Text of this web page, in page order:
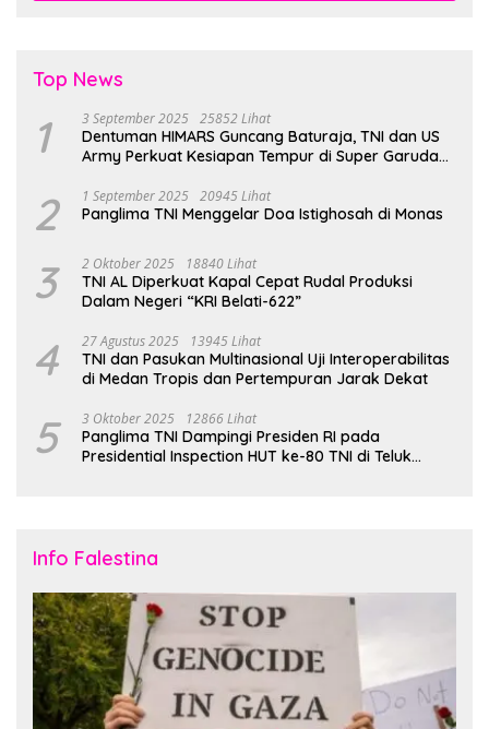
Top News
1 3 September 2025 25852 Lihat
Dentuman HIMARS Guncang Baturaja, TNI dan US
Army Perkuat Kesiapan Tempur di Super Garuda
2 1 September 2025 20945 Lihat
Panglima TNI Menggelar Doa Istighosah di Monas
3 2 Oktober 2025 18840 Lihat
TNI AL Diperkuat Kapal Cepat Rudal Produksi
Dalam Negeri “KRI Belati-622”
4 27 Agustus 2025 13945 Lihat
TNI dan Pasukan Multinasional Uji Interoperabilitas
di Medan Tropis dan Pertempuran Jarak Dekat
5 3 Oktober 2025 12866 Lihat
Panglima TNI Dampingi Presiden RI pada
Presidential Inspection HUT ke-80 TNI di Teluk
Info Falestina